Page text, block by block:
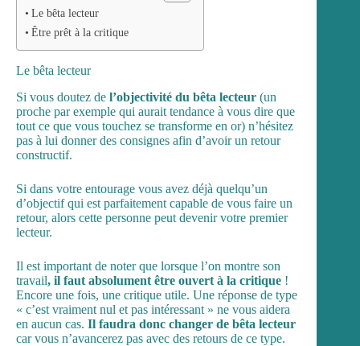
Le bêta lecteur
Être prêt à la critique
Le bêta lecteur
Si vous doutez de l’objectivité du bêta lecteur (un
proche par exemple qui aurait tendance à vous dire que
tout ce que vous touchez se transforme en or) n’hésitez
pas à lui donner des consignes afin d’avoir un retour
constructif.
Si dans votre entourage vous avez déjà quelqu’un
d’objectif qui est parfaitement capable de vous faire un
retour, alors cette personne peut devenir votre premier
lecteur.
Il est important de noter que lorsque l’on montre son
travail, il faut absolument être ouvert à la critique !
Encore une fois, une critique utile. Une réponse de type
« c’est vraiment nul et pas intéressant » ne vous aidera
en aucun cas. Il faudra donc changer de bêta lecteur
car vous n’avancerez pas avec des retours de ce type.